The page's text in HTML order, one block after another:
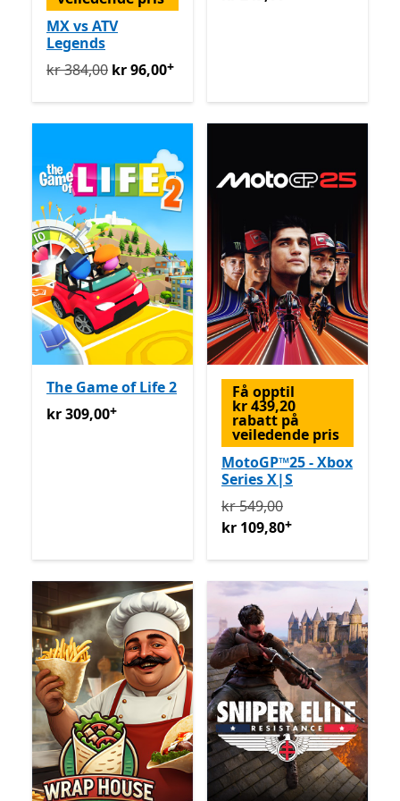
MX vs ATV
Legends
Opprinnelig kr 384,00 nå kr 96,00
kr 384,00 kr 96,00+
The Game of Life 2
kr 309,00Tilbyr kjøp i appen
kr 309,00+
Få opptil
kr 439,20
rabatt på
veiledende pris
MotoGP™25 - Xbox
Series X|S
Opprinnelig kr 549,00 nå
kr 549,00
kr 109,80+